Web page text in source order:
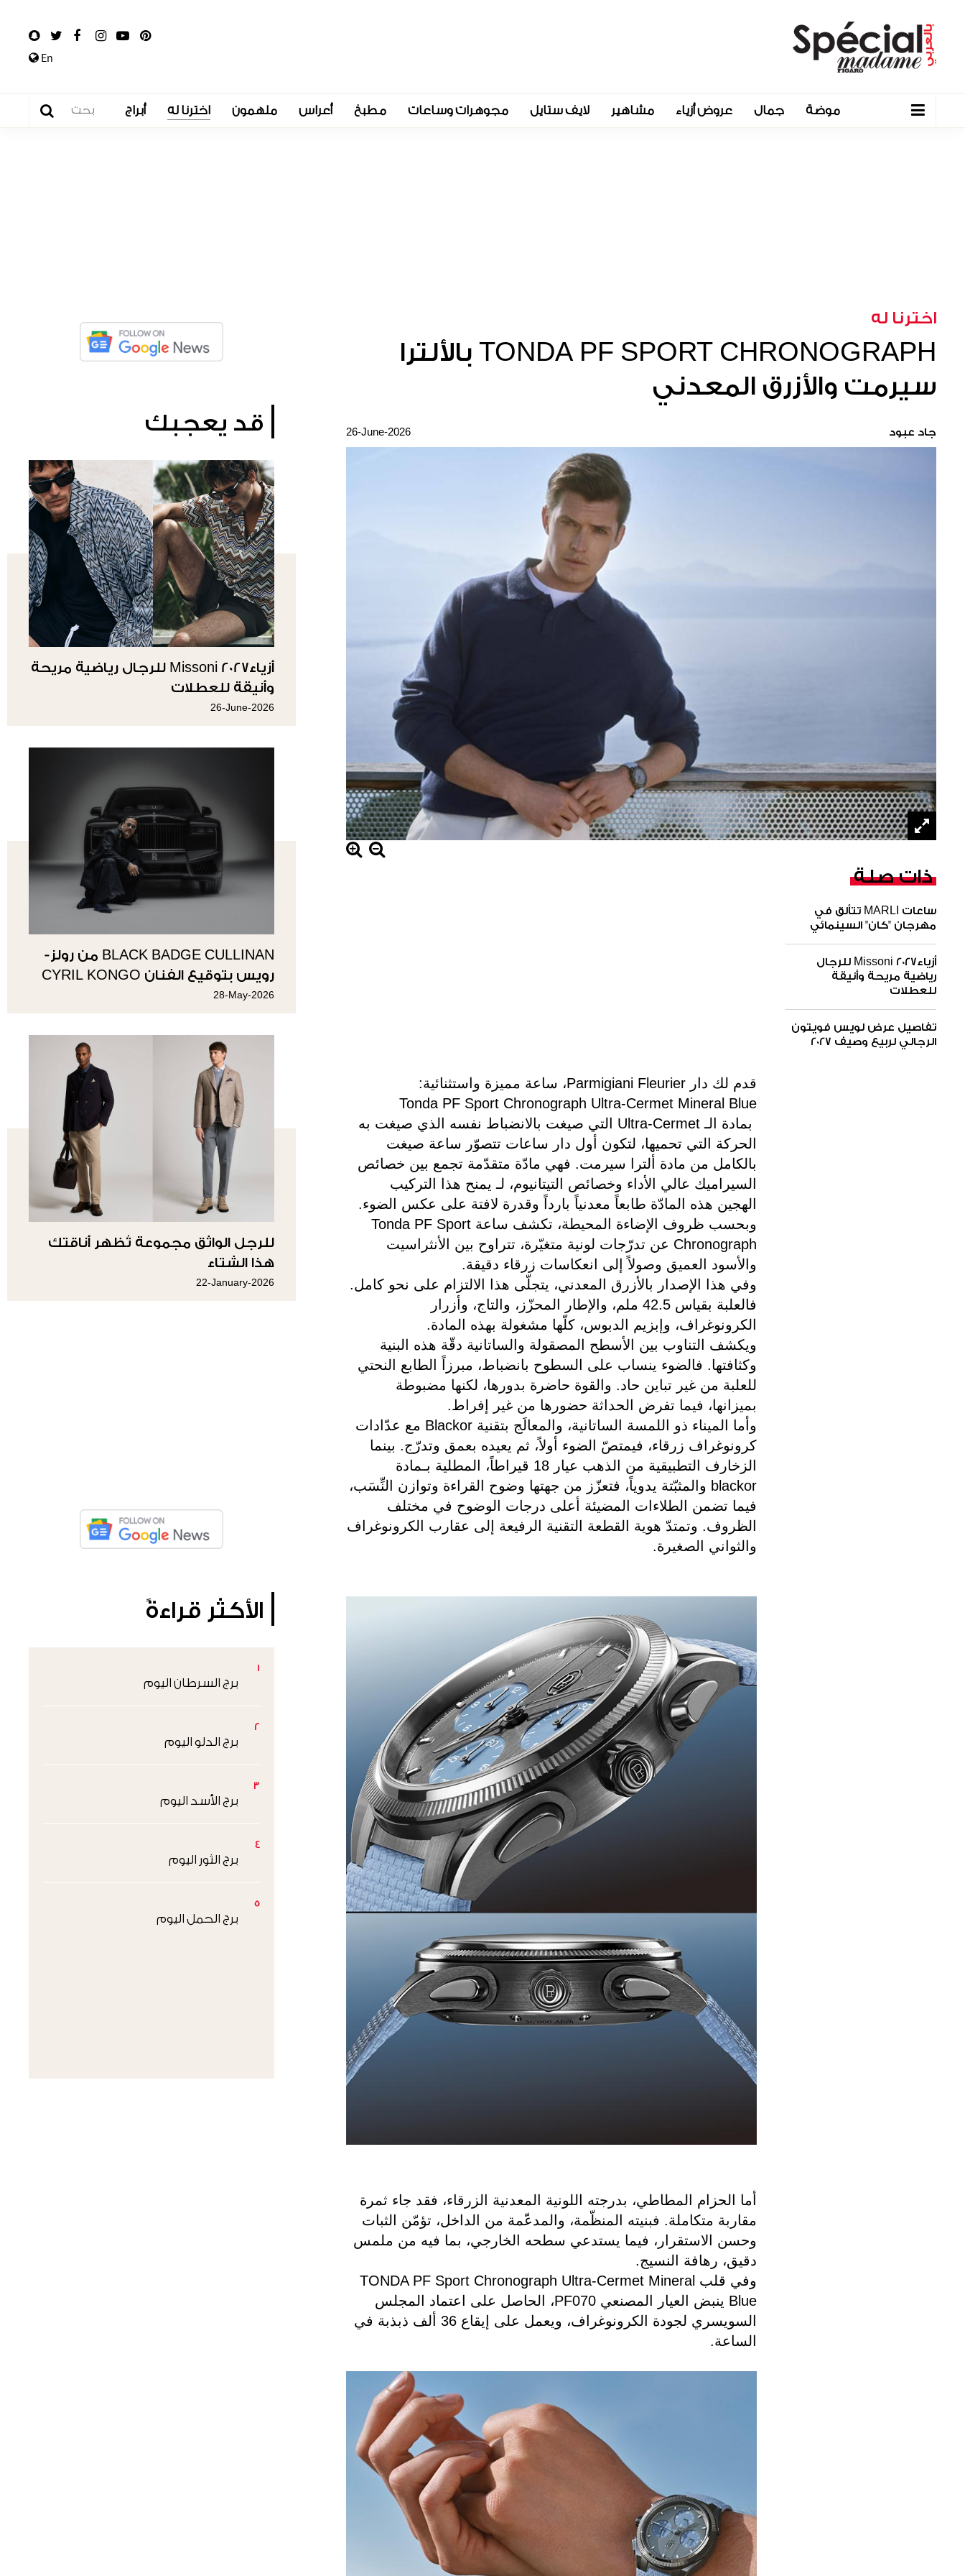
En
موضة جمال عروض أزياء مشاهير لايف ستايل مجوهرات وساعات مطبخ أعراس ملهمون اخترنا له أبراج
اخترنا له
TONDA PF SPORT CHRONOGRAPH بالألترا
سيرمت والأزرق المعدني
جاد عبود 26-June-2026
ذات صلة
ساعات MARLI تتألق في
مهرجان "كان" السينمائي
أزياء2027 Missoni للرجال
رياضية مريحة وأنيقة
للعطلات
تفاصيل عرض لويس فويتون
الرجالي لربيع وصيف 2027
قدم لك دار Parmigiani Fleurier، ساعة مميزة واستثنائية:
Tonda PF Sport Chronograph Ultra-Cermet Mineral Blue
بمادة الـ Ultra-Cermet التي صيغت بالانضباط نفسه الذي صيغت به
الحركة التي تحميها، لتكون أول دار ساعات تتصوّر ساعة صيغت
بالكامل من مادة ألترا سيرمت. فهي مادّة متقدّمة تجمع بين خصائص
السيراميك عالي الأداء وخصائص التيتانيوم، لـ يمنح هذا التركيب
الهجين هذه المادّة طابعاً معدنياً بارداً وقدرة لافتة على عكس الضوء.
وبحسب ظروف الإضاءة المحيطة، تكشف ساعة Tonda PF Sport
Chronograph عن تدرّجات لونية متغيّرة، تتراوح بين الأنثراسيت
والأسود العميق وصولاً إلى انعكاسات زرقاء دقيقة.
وفي هذا الإصدار بالأزرق المعدني، يتجلّى هذا الالتزام على نحو كامل.
فالعلبة بقياس 42.5 ملم، والإطار المحزّز، والتاج، وأزرار
الكرونوغراف، وإبزيم الدبوس، كلّها مشغولة بهذه المادة.
ويكشف التناوب بين الأسطح المصقولة والساتانية دقّة هذه البنية
وكثافتها. فالضوء ينساب على السطوح بانضباط، مبرزاً الطابع النحتي
للعلبة من غير تباين حاد. والقوة حاضرة بدورها، لكنها مضبوطة
بميزانها، فيما تفرض الحداثة حضورها من غير إفراط.
وأما الميناء ذو اللمسة الساتانية، والمعالَج بتقنية Blackor مع عدّادات
كرونوغراف زرقاء، فيمتصّ الضوء أولاً، ثم يعيده بعمق وتدرّج. بينما
الزخارف التطبيقية من الذهب عيار 18 قيراطاً، المطلية بـمادة
blackor والمثبّتة يدوياً، فتعزّز من جهتها وضوح القراءة وتوازن النِّسَب،
فيما تضمن الطلاءات المضيئة أعلى درجات الوضوح في مختلف
الظروف. وتمتدّ هوية القطعة التقنية الرفيعة إلى عقارب الكرونوغراف
والثواني الصغيرة.
أما الحزام المطاطي، بدرجته اللونية المعدنية الزرقاء، فقد جاء ثمرة
مقاربة متكاملة. فبنيته المنظّمة، والمدعّمة من الداخل، تؤمّن الثبات
وحسن الاستقرار، فيما يستدعي سطحه الخارجي، بما فيه من ملمس
دقيق، رهافة النسيج.
وفي قلب TONDA PF Sport Chronograph Ultra-Cermet Mineral
Blue ينبض العيار المصنعي PF070، الحاصل على اعتماد المجلس
السويسري لجودة الكرونوغراف، ويعمل على إيقاع 36 ألف ذبذبة في
الساعة.
قد يعجبك
أزياء2027 Missoni للرجال رياضية مريحة
وأنيقة للعطلات
26-June-2026
BLACK BADGE CULLINAN من رولز-
رويس بتوقيع الفنان CYRIL KONGO
28-May-2026
للرجل الواثق مجموعة تُظهر أناقتك
هذا الشتاء
22-January-2026
الأكثر قراءةً
1
برج السرطان اليوم
2
برج الدلو اليوم
3
برج الأسد اليوم
4
برج الثور اليوم
5
برج الحمل اليوم